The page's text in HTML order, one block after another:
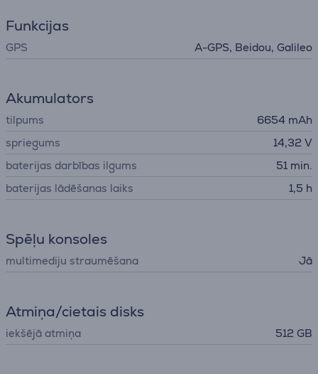
Funkcijas
GPS A-GPS, Beidou, Galileo
Akumulators
tilpums
6654 mAh
spriegums
14,32 V
baterijas darbības ilgums
51 min.
baterijas lādēšanas laiks
1,5 h
Spēļu konsoles
multimediju straumēšana Jā
Atmiņa/cietais disks
iekšējā atmiņa 512 GB